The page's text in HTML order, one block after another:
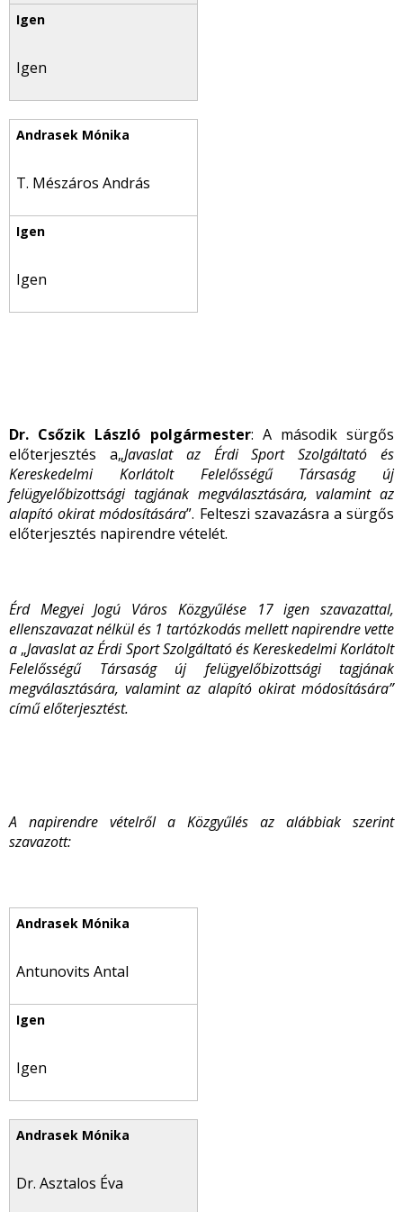
Igen
T. Mészáros András
Igen
Dr. Csőzik László polgármester: A második sürgős
előterjesztés a„Javaslat az Érdi Sport Szolgáltató és
Kereskedelmi Korlátolt Felelősségű Társaság új
felügyelőbizottsági tagjának megválasztására, valamint az
alapító okirat módosítására”. Felteszi szavazásra a sürgős
előterjesztés napirendre vételét.
Érd Megyei Jogú Város Közgyűlése 17 igen szavazattal,
ellenszavazat nélkül és 1 tartózkodás mellett napirendre vette
a „Javaslat az Érdi Sport Szolgáltató és Kereskedelmi Korlátolt
Felelősségű Társaság új felügyelőbizottsági tagjának
megválasztására, valamint az alapító okirat módosítására”
című előterjesztést.
A napirendre vételről a Közgyűlés az alábbiak szerint
szavazott:
Antunovits Antal
Igen
Dr. Asztalos Éva